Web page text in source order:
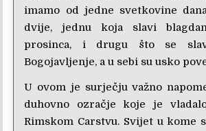
imamo od jedne svetkovine
dvije, jednu koja slavi
prosinca, i drugu što se
Bogojavljenje, a u sebi su usko
U ovom je surječju važno
duhovno ozračje koje je
Rimskom Carstvu. Svijet u kome